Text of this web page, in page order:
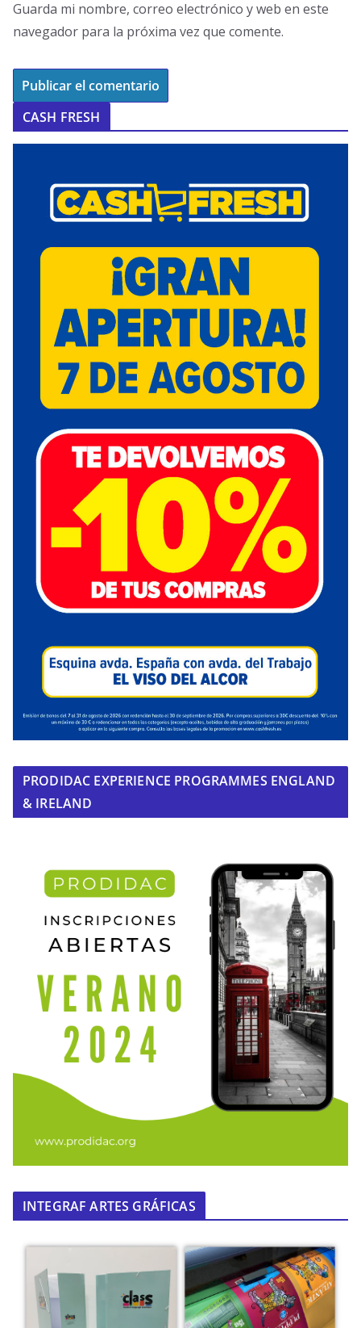
Guarda mi nombre, correo electrónico y web en este
navegador para la próxima vez que comente.
CASH FRESH
PRODIDAC EXPERIENCE PROGRAMMES ENGLAND
& IRELAND
INTEGRAF ARTES GRÁFICAS